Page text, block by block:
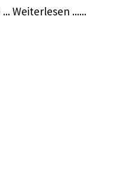
Weiterlesen ......